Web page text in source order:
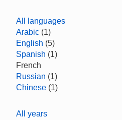
All languages
Arabic (1)
English (5)
Spanish (1)
French
Russian (1)
Chinese (1)
All years